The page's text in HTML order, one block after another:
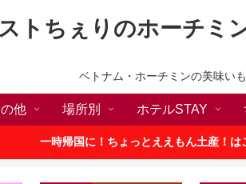
トちぇりのホーチミ
ベトナム・ホーチミンの美味い
他 場所別 ホテルSTAY
一時帰国に！ちょっとええもん土産！は